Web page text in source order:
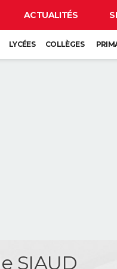
ACTUALITÉS
LYCÉES COLLÈGES
SIAUD